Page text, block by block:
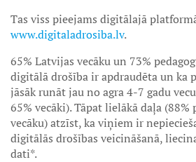
Tas viss pieejams digitālajā
www.digitaladrosiba.lv.
65% Latvijas vecāku un 73%
digitālā drošība ir apdraudēta un ka
jāsāk runāt jau no agra 4-7 gadu
65% vecāki). Tāpat lielākā daļa (88%
vecāku) atzīst, ka viņiem ir
digitālās drošības veicināšanā,
dati*.